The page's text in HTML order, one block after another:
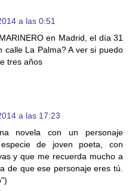
a las 0:51
en Madrid, el día 31
La Palma? A ver si puedo
tres años
a las 17:23
novela con un personaje
de joven poeta, con
y que me recuerda mucho a
de que ese personaje eres tú.